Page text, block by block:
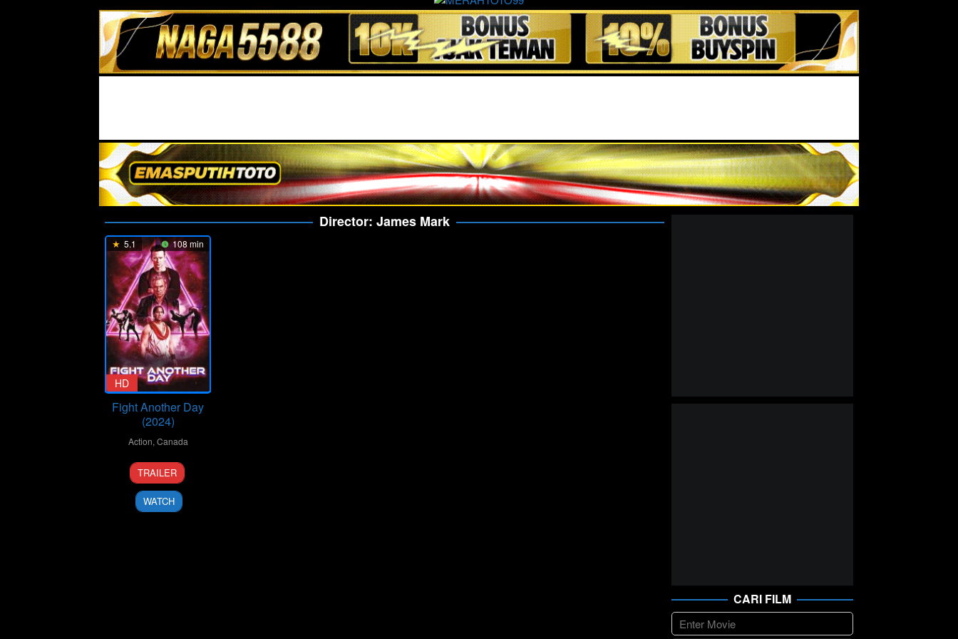
Director: James Mark
5.1 108 min
HD
Fight Another Day
(2024)
Action, Canada
9
Oct
2024
James
Mark
TRAILER
WATCH
CARI FILM